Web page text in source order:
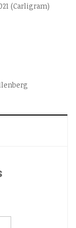
(Carligram)